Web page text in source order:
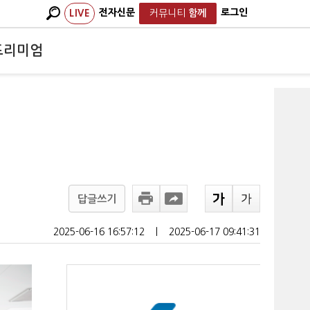
LIVE 전자신문 커뮤니티 함께 로그인
리미엄
답글쓰기
2025-06-16 16:57:12 2025-06-17 09:41:31